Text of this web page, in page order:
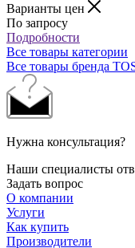
Варианты цен
По запросу
Подробности
Все товары категории
Все товары бренда
Нужна консультация?
Наши специалисты
Задать вопрос
О компании
Услуги
Как купить
Производители